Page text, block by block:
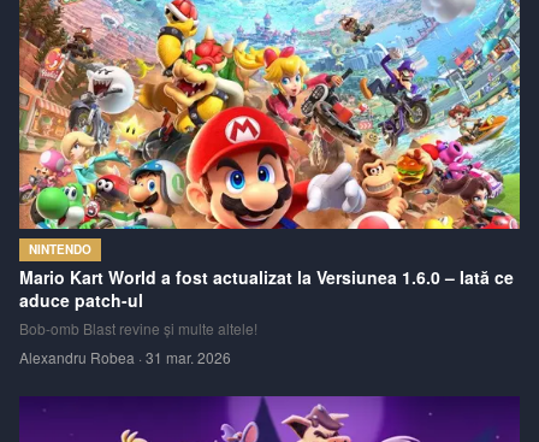
NINTENDO
Mario Kart World a fost actualizat la Versiunea 1.6.0 – Iată ce
aduce patch-ul
Bob-omb Blast revine și multe altele!
Alexandru Robea · 31 mar. 2026